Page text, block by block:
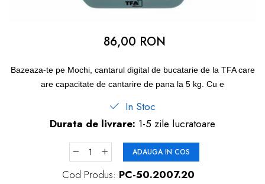
dopuri de urechi
86,00 RON
Bazeaza-te pe Mochi, cantarul digital de bucatarie de la TFA care
are capacitate de cantarire de pana la 5 kg. Cu e
In Stoc
Durata de livrare: 1-5 zile lucratoare
ADAUGA IN COS
Cod Produs: PC-50.2007.20